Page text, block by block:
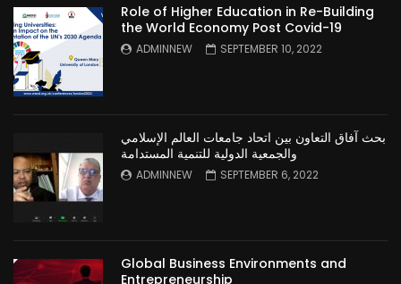
Role of Higher Education in Re-Building
the World Economy Post Covid-19
ADMINNEW SEPTEMBER 10, 2022
بحث آفاق التعاون بين اتحاد جامعات العالم الإسلامي
والجمعية الدولية للتنمية المستدامة
ADMINNEW SEPTEMBER 6, 2022
Global Business Environments and
Entrepreneurship